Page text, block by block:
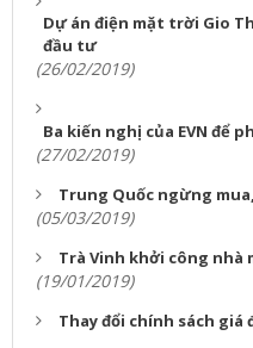
Dự án điện mặt trời Gio
đầu tư
(26/02/2019)
Ba kiến nghị của EVN để
(27/02/2019)
Trung Quốc ngừng
(05/03/2019)
Trà Vinh khởi công
(19/01/2019)
Thay đổi chính sách